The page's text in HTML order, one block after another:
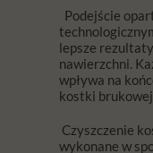
Podejście
lepsze
nawierzchni.
wpływa na
kostki
Czyszczenie
wykonane w